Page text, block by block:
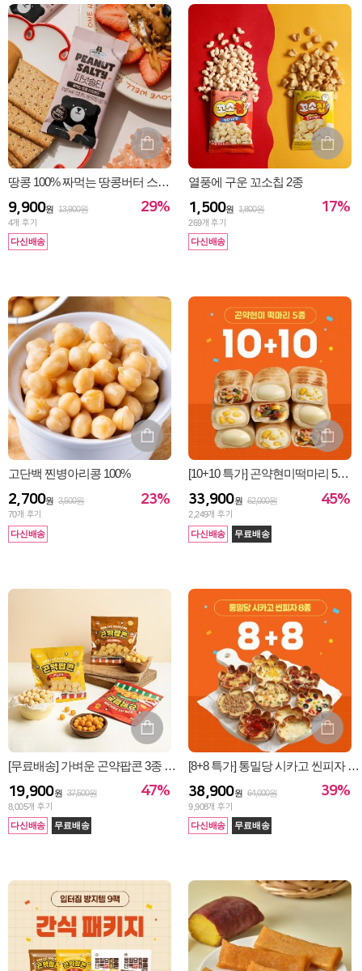
땅콩 100% 짜먹는 땅콩버터 스프레드 2종
9,900원 13,900원
4개 후기
29%
다신배송
열풍에 구운 꼬소칩 2종
1,500원 1,800원
269개 후기
17%
다신배송
고단백 찐병아리콩 100%
2,700원 3,500원
70개 후기
23%
다신배송
[10+10 특가] 곤약현미떡마리 5종 골라담기
33,900원 62,000원
2,249개 후기
45%
다신배송 무료배송
[무료배송] 가벼운 곤약팝콘 3종 15봉
19,900원 37,500원
8,005개 후기
47%
다신배송 무료배송
[8+8 특가] 통밀당 시카고 씬피자 8종 골라담기
38,900원 64,000원
9,908개 후기
39%
다신배송 무료배송